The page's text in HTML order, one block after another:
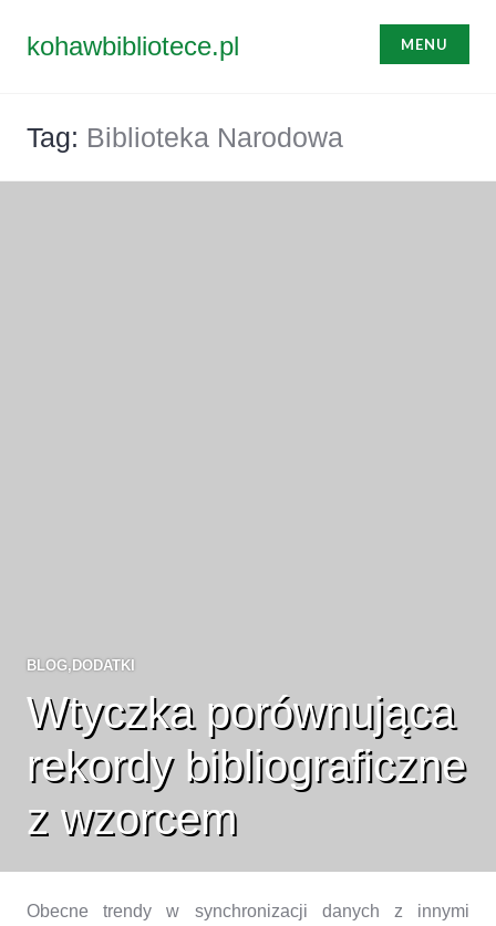
kohawbibliotece.pl MENU
Tag: Biblioteka Narodowa
BLOG, DODATKI
Wtyczka porównująca
rekordy bibliograficzne
z wzorcem
Obecne trendy w synchronizacji danych z innymi